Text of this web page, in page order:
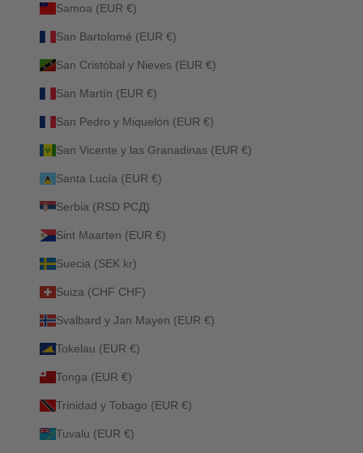
Samoa (EUR €)
San Bartolomé (EUR €)
San Cristóbal y Nieves (EUR €)
San Martín (EUR €)
San Pedro y Miquelón (EUR €)
San Vicente y las Granadinas (EUR €)
Santa Lucía (EUR €)
Serbia (RSD РСД)
Sint Maarten (EUR €)
Suecia (SEK kr)
Suiza (CHF CHF)
Svalbard y Jan Mayen (EUR €)
Tokelau (EUR €)
Tonga (EUR €)
Trinidad y Tobago (EUR €)
Tuvalu (EUR €)